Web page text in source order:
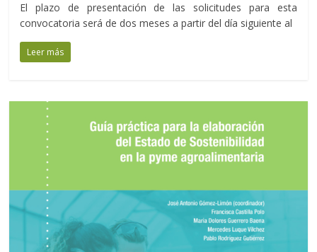
El plazo de presentación de las solicitudes para esta
convocatoria será de dos meses a partir del día siguiente al
Leer más